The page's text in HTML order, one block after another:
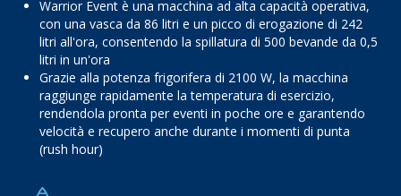
Warrior Event è una macchina ad alta capacità operativa,
con una vasca da 86 litri e un picco di erogazione di 242
litri all'ora, consentendo la spillatura di 500 bevande da 0,5
litri in un'ora
Grazie alla potenza frigorifera di 2100 W, la macchina
raggiunge rapidamente la temperatura di esercizio,
rendendola pronta per eventi in poche ore e garantendo
velocità e recupero anche durante i momenti di punta
(rush hour)